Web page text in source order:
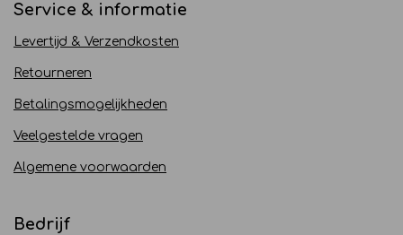
Service & informatie
Levertijd & Verzendkosten
Retourneren
Betalingsmogelijkheden
Veelgestelde vragen
Algemene voorwaarden
Bedrijf